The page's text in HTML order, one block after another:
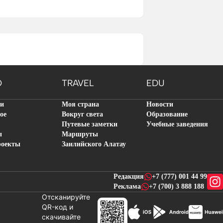
TRAVEL EDU
Моя страна
Вокруг света
Путевые заметки
Маршруты
Заилийского Алатау
Новости
Образование
Учебные заведения
Редакция
+7 (777) 001 44 99
Реклама
+7 (700) 3 888 188
Отсканируйте
QR-код и
скачивайте